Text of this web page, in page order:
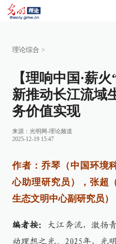
理论综合 >
【理响中国·薪
新推动长江流域
务价值实现
来源： 光明网-理论频道
2025-12-19 15:47
作者：乔琴（中国环境
心助理研究员），张超
生态文明中心副研究员）
编者按：
大江奔流，激扬
动理想之光。 2025年，光